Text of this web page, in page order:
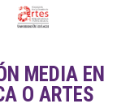
MEDIA EN
O ARTES